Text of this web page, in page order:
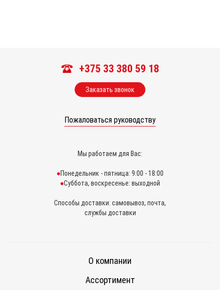
+375 33 380 59 18
Заказать звонок
Пожаловаться руководству
Мы работаем для Вас:
Понедельник - пятница: 9:00 - 18:00
Суббота, воскресенье: выходной
Способы доставки: самовывоз, почта,
службы доставки
О компании
Ассортимент